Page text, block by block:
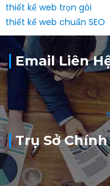
thiết kế web trọn gói
thiết kế web chuẩn SEO
Email Liên
Trụ Sở Chính